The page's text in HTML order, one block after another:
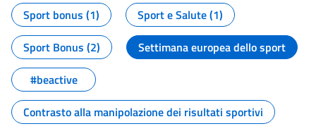
Sport bonus (1)
Sport e Salute (1)
Sport Bonus (2)
Settimana europea dello sport
#beactive
Contrasto alla manipolazione dei risultati sportivi